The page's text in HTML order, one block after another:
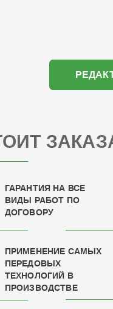
ГАРАНТИЯ НА ВСЕ
ВИДЫ РАБОТ ПО
ДОГОВОРУ
ПРИМЕНЕНИЕ САМЫХ
ПЕРЕДОВЫХ
ТЕХНОЛОГИЙ В
ПРОИЗВОДСТВЕ